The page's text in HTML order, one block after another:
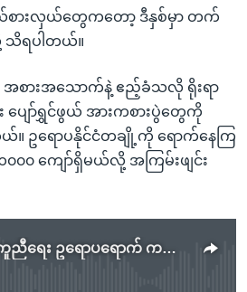
စားလှယ်တွေကတော့ ဒီနှစ်မှာ တက်
သိရပါတယ်။
အစားအသောက်နဲ့ ဧည့်ခံသလို ရိုးရာ
ပျော်ရွှင်ဖွယ် အားကစားပွဲတွေကို
။ ဥရောပနိုင်ငံတချို့ကို ရောက်နေကြ
၀၀၀ ကျော်ရှိမယ်လို့ အကြမ်းဖျင်း
ကချင်စစ်ဘေးရှောင်ကူညီရေး ဥရောပရောက် ကချင်များ ဆွေးနွေး
source currently available